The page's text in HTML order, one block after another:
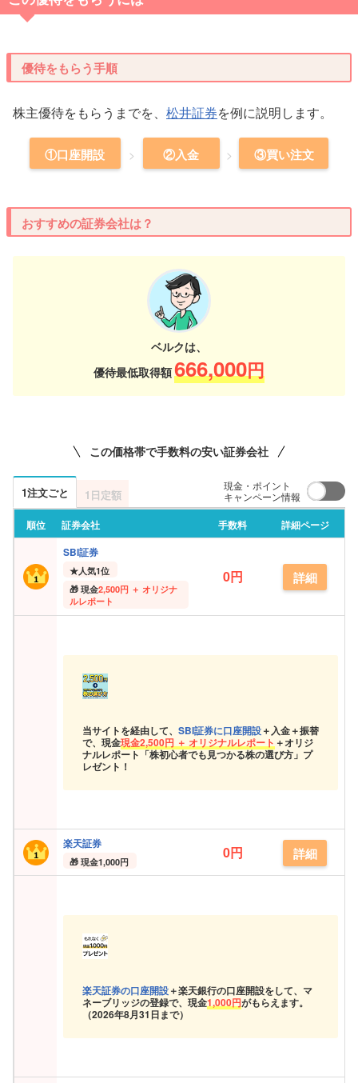
優待をもらう手順
株主優待をもらうまでを、 松井証券を例に説明します。
①口座開設 ②入金 ③買い注文
おすすめの証券会社は？
ベルクは、
優待最低取得額666,000円
この価格帯で手数料の安い証券会社
1注文ごと 1日定額
現金・ポイント
キャンペーン情報
順位 証券会社 手数料
詳細ページ
SBI証券
★人気1位
現金2,500円 ＋ オリジナ
ルレポート
0円 詳細
当サイトを経由して、 SBI証券に口座開設＋入金＋振替
で、現金現金2,500円 ＋ オリジナルレポート ＋オリジ
ナルレポート「株初心者でも見つかる株の選び方」プ
レゼント！
楽天証券
現金1,000円 0円 詳細
楽天証券の口座開設＋楽天銀行の口座開設をして、マ
ネーブリッジの登録で、現金1,000円がもらえます。
（2026年8月31日まで）